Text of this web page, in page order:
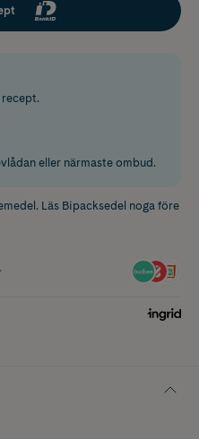
eller närmaste ombud.
Läs Bipacksedel noga före